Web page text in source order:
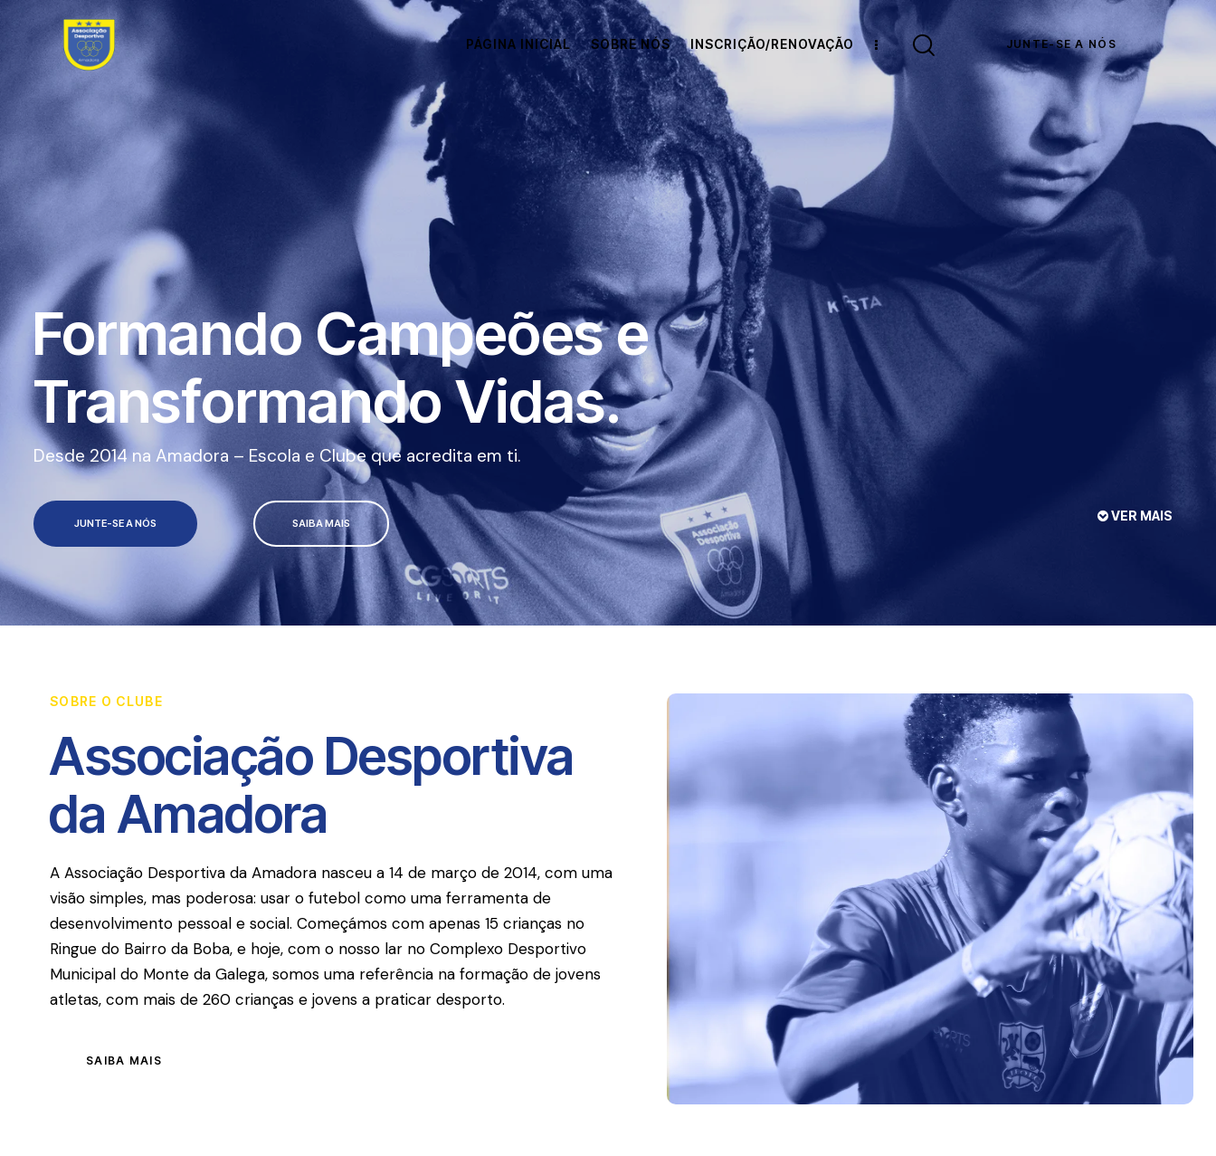
PÁGINA INICIAL SOBRE NÓS INSCRIÇÃO/RENOVAÇÃO JUNTE-SE A NÓS
VER MAIS
SAIBA MAIS
JUNTE-SE A NÓS
Desde 2014 na Amadora – Escola e Clube que acredita em ti.
Formando Campeões e
Transformando Vidas.
SOBRE O CLUBE
Associação Desportiva
da Amadora
A Associação Desportiva da Amadora nasceu a 14 de março de 2014, com uma
visão simples, mas poderosa: usar o futebol como uma ferramenta de
desenvolvimento pessoal e social. Começámos com apenas 15 crianças no
Ringue do Bairro da Boba, e hoje, com o nosso lar no Complexo Desportivo
Municipal do Monte da Galega, somos uma referência na formação de jovens
atletas, com mais de 260 crianças e jovens a praticar desporto.
SAIBA MAIS